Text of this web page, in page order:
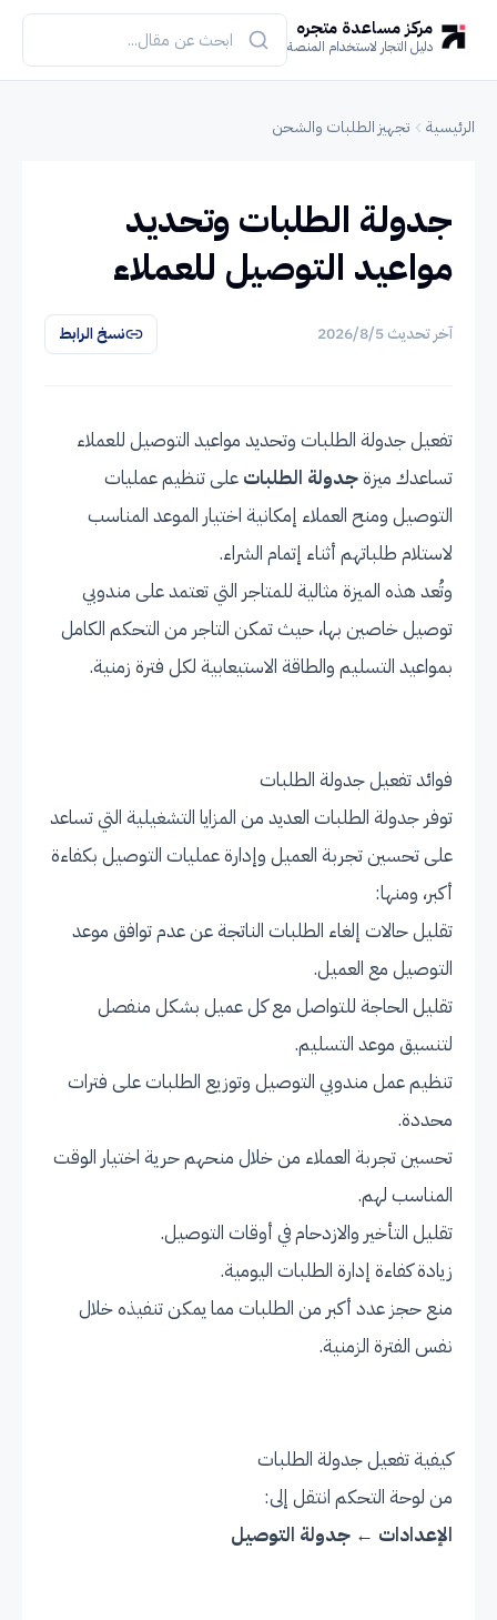
مركز مساعدة متجره
دليل التجار لاستخدام المنصة
الرئيسية تجهيز الطلبات والشحن
جدولة الطلبات وتحديد
مواعيد التوصيل للعملاء
آخر تحديث5‏/8‏/2026 نسخ الرابط
تفعيل جدولة الطلبات وتحديد مواعيد التوصيل للعملاء
تساعدك ميزةجدولة الطلبات على تنظيم عمليات
التوصيل ومنح العملاء إمكانية اختيار الموعد المناسب
لاستلام طلباتهم أثناء إتمام الشراء.
وتُعد هذه الميزة مثالية للمتاجر التي تعتمد على مندوبي
توصيل خاصين بها، حيث تمكن التاجر من التحكم الكامل
بمواعيد التسليم والطاقة الاستيعابية لكل فترة زمنية.
فوائد تفعيل جدولة الطلبات
توفر جدولة الطلبات العديد من المزايا التشغيلية التي تساعد
على تحسين تجربة العميل وإدارة عمليات التوصيل بكفاءة
أكبر، ومنها:
تقليل حالات إلغاء الطلبات الناتجة عن عدم توافق موعد
التوصيل مع العميل.
تقليل الحاجة للتواصل مع كل عميل بشكل منفصل
لتنسيق موعد التسليم.
تنظيم عمل مندوبي التوصيل وتوزيع الطلبات على فترات
محددة.
تحسين تجربة العملاء من خلال منحهم حرية اختيار الوقت
المناسب لهم.
تقليل التأخير والازدحام في أوقات التوصيل.
زيادة كفاءة إدارة الطلبات اليومية.
منع حجز عدد أكبر من الطلبات مما يمكن تنفيذه خلال
نفس الفترة الزمنية.
كيفية تفعيل جدولة الطلبات
من لوحة التحكم انتقل إلى:
الإعدادات ← جدولة التوصيل